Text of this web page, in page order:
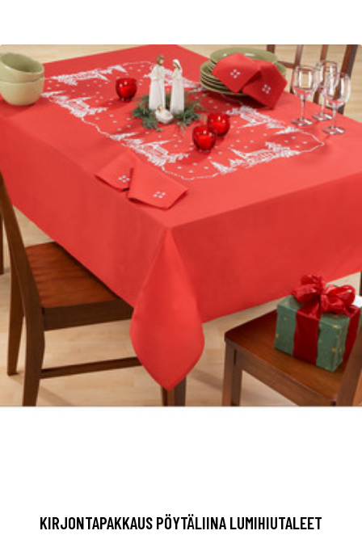
KIRJONTAPAKKAUS PÖYTÄLIINA LUMIHIUTALEET